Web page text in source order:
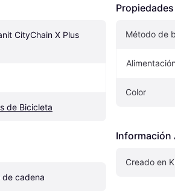
CityChain X Plus
de Bicicleta
de cadena
Método de
Color
Información
Creado en